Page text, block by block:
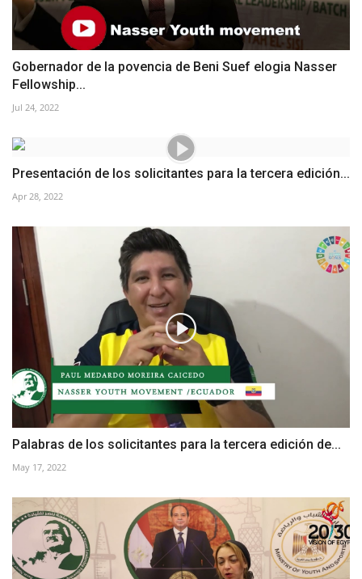
Gobernador de la povencia de Beni Suef elogia Nasser
Fellowship...
Jul 24, 2022
Presentación de los solicitantes para la tercera edición...
Apr 28, 2022
Palabras de los solicitantes para la tercera edición de...
May 17, 2022